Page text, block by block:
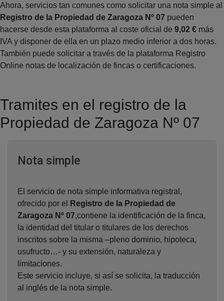
Ahora, servicios tan comunes como solicitar una nota simple al
Registro de la Propiedad de Zaragoza Nº 07 pueden
hacerse desde esta plataforma al coste oficial de 9,02 € más
IVA y disponer de ella en un plazo medio inferior a dos horas.
También puede solicitar a través de la plataforma Registro
Online notas de localización de fincas o certificaciones.
Tramites en el registro de la
Propiedad de Zaragoza Nº 07
Nota simpleVentana nueva
El servicio de nota simple informativa registral,
ofrecido por el
Registro de la Propiedad de
Zaragoza Nº 07,contiene la identificación de la finca,
la identidad del titular o titulares de los derechos
inscritos sobre la misma –pleno dominio, hipoteca,
usufructo…- y su extensión, naturaleza y
limitaciones.
Este servicio incluye, si así se solicita, la traducción
al inglés de la nota simple.